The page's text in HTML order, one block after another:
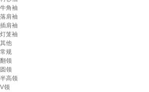
牛角袖
落肩袖
插肩袖
灯笼袖
其他
常规
翻领
圆领
半高领
V领